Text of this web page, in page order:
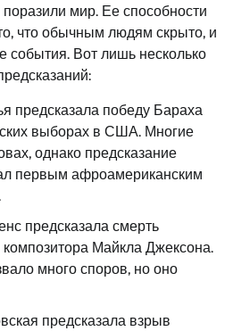
мир. Ее способности
что обычным людям скрыто, и
события. Вот лишь несколько
предсказала победу Бараха
выборах в США. Многие
однако предсказание
первым афроамериканским
предсказала смерть
Майкла Джексона.
много споров, но оно
предсказала взрыв